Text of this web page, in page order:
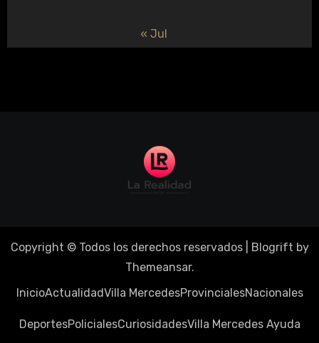
« Jul
Copyright © Todos los derechos reservados Blogrift by
Themeansar.
InicioActualidadVilla MercedesProvincialesNacionales
DeportesPolicialesCuriosidadesVilla Mercedes Ayuda